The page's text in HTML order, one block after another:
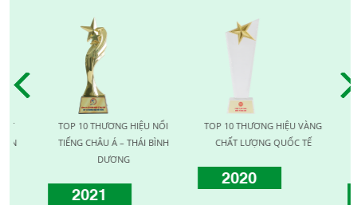
TOP 10 THƯƠNG HIỆU NỔI
TIẾNG CHÂU Á – THÁI BÌNH
DƯƠNG
2021
TOP 10 THƯƠNG HIỆU VÀNG
CHẤT LƯỢNG QUỐC TẾ
2020